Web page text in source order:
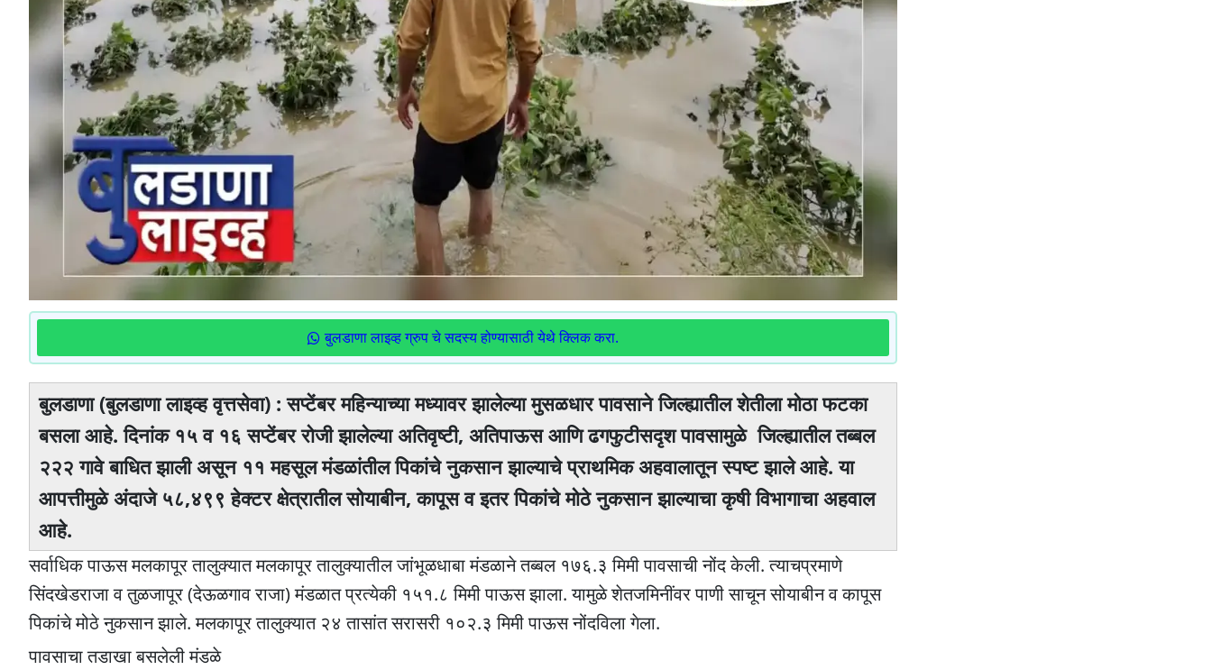
बुलडाणा लाइव्ह ग्रुप चे सदस्य होण्यासाठी येथे क्लिक करा.
बुलडाणा (बुलडाणा लाइव्ह वृत्तसेवा) : सप्टेंबर महिन्याच्या मध्यावर झालेल्या मुसळधार पावसाने जिल्ह्यातील शेतीला मोठा फटका
बसला आहे. दिनांक १५ व १६ सप्टेंबर रोजी झालेल्या अतिवृष्टी, अतिपाऊस आणि ढगफुटीसदृश पावसामुळे जिल्ह्यातील तब्बल
२२२ गावे बाधित झाली असून ११ महसूल मंडळांतील पिकांचे नुकसान झाल्याचे प्राथमिक अहवालातून स्पष्ट झाले आहे. या
आपत्तीमुळे अंदाजे ५८,४९९ हेक्टर क्षेत्रातील सोयाबीन, कापूस व इतर पिकांचे मोठे नुकसान झाल्याचा कृषी विभागाचा अहवाल
आहे.
सर्वाधिक पाऊस मलकापूर तालुक्यात मलकापूर तालुक्यातील जांभूळधाबा मंडळाने तब्बल १७६.३ मिमी पावसाची नोंद केली. त्याचप्रमाणे
सिंदखेडराजा व तुळजापूर (देऊळगाव राजा) मंडळात प्रत्येकी १५१.८ मिमी पाऊस झाला. यामुळे शेतजमिनींवर पाणी साचून सोयाबीन व कापूस
पिकांचे मोठे नुकसान झाले. मलकापूर तालुक्यात २४ तासांत सरासरी १०२.३ मिमी पाऊस नोंदविला गेला.
पावसाचा तडाखा बसलेली मंडळे